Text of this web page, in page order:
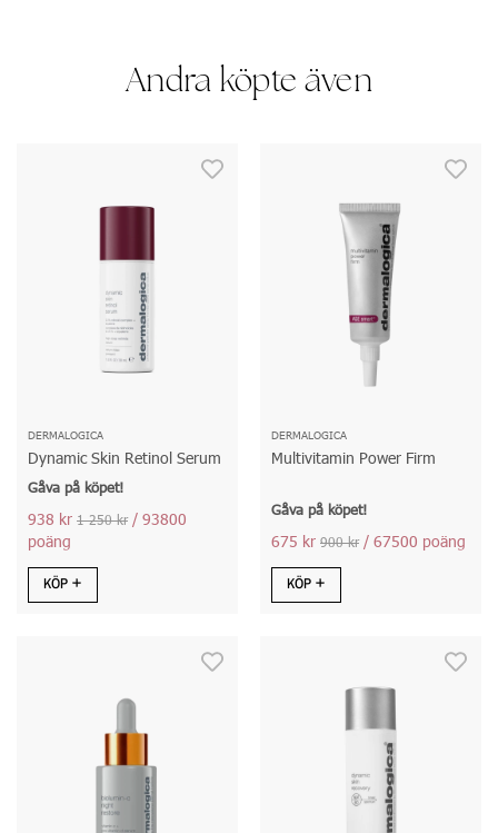
Andra köpte även
DERMALOGICA
Dynamic Skin Retinol Serum
Gåva på köpet!
938 kr 1 250 kr/ 93800
poäng
KÖP
DERMALOGICA
Multivitamin Power Firm
Gåva på köpet!
675 kr 900 kr/ 67500 poäng
KÖP